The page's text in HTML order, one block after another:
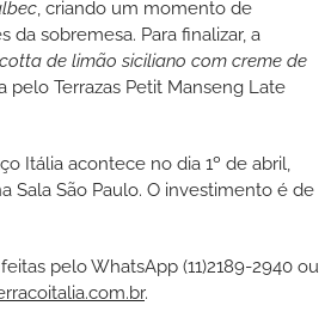
, criando um momento de
da sobremesa. Para finalizar, a
de limão siciliano com creme de
pelo Terrazas Petit Manseng Late
Itália acontece no dia 1º de abril,
Sala São Paulo. O investimento é de
pelo WhatsApp (11)2189-2940 ou
.